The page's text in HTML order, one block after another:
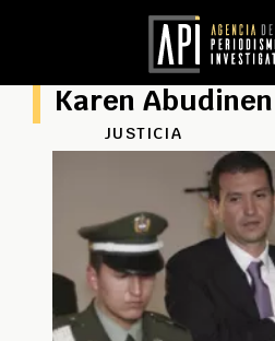
Karen Abudinen
JUSTICIA